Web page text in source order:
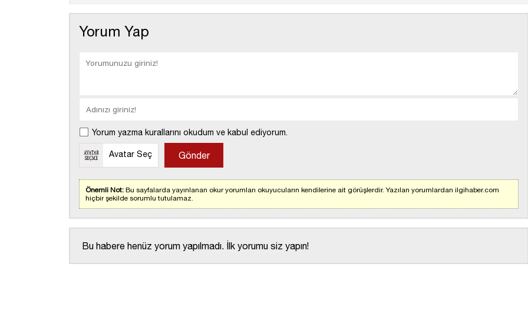
Yorum Yap
Yorum yazma kurallarını okudum ve kabul ediyorum.
Avatar Seç
Önemli Not: Bu sayfalarda yayınlanan okur yorumları okuyucuların kendilerine ait görüşlerdir. Yazılan yorumlardan ilgihaber.com
hiçbir şekilde sorumlu tutulamaz.
Bu habere henüz yorum yapılmadı. İlk yorumu siz yapın!